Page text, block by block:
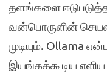
தளங்களை
வன்பொருளின்
முடியும். Ollama
இயங்கக்கூடிய